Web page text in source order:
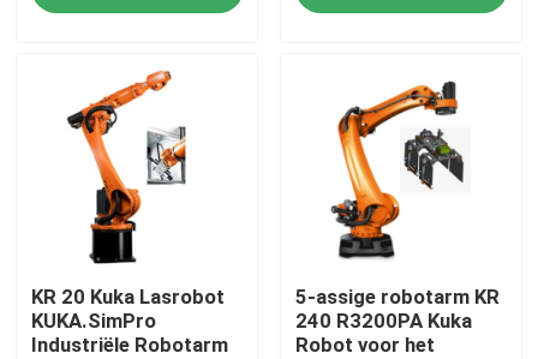
Kwaliteitscontrole
Neem contact met ons op
Nieuws
Gevallen
KR 20 Kuka Lasrobot
KUKA.SimPro
Industriële Robotarm
5-assige robotarm KR
240 R3200PA Kuka
Robot voor het